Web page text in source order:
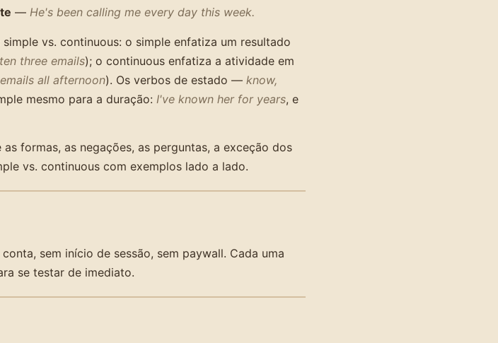
— He's been calling me every day this week.
vs. continuous: o simple enfatiza um resultado
three emails); o continuous enfatiza a atividade em
all afternoon). Os verbos de estado — know,
mesmo para a duração: I've known her for years, e
as formas, as negações, as perguntas, a exceção dos
vs. continuous com exemplos lado a lado.
sem início de sessão, sem paywall. Cada uma
se testar de imediato.